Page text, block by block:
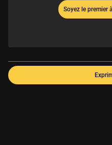
Soyez le premier